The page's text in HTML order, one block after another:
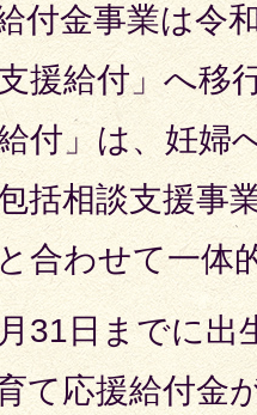
付金事業は令
援給付」へ移
付」は、妊婦
括相談支援事
合わせて一体
月31日までに
て応援給付金